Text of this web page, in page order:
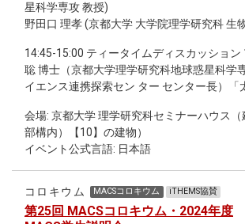
星科学専攻 教授)
野田口 理孝 (京都大学 大学院理学研究科 生
14:45-15:00 ティータイムディスカッション
聡 博士（京都大学理学研究科地球惑星科学
イエンス連携探索セン ター センター長）「
17:15 野田口 理孝 博士（京都大学大学院理
専攻植物学系 教授）「植物科学のために挑
17:15-18:00 継続討論会
会場: 京都大学 理学研究科セミナーハウス
部構内）【10】の建物）
イベント公式言語: 日本語
コロキウム MACSコロキウム iTHEMS協賛
第25回 MACSコロキウム・2024年度